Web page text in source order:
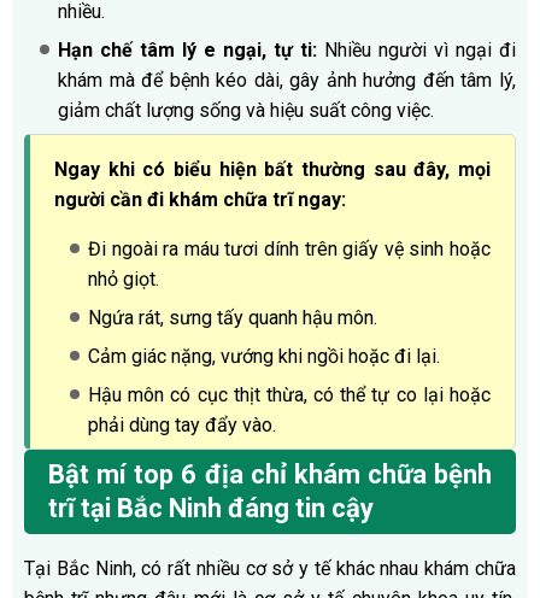
nhiều.
Hạn chế tâm lý e ngại, tự ti: Nhiều người vì ngại đi
khám mà để bệnh kéo dài, gây ảnh hưởng đến tâm lý,
giảm chất lượng sống và hiệu suất công việc.
Ngay khi có biểu hiện bất thường sau đây, mọi
người cần đi khám chữa trĩ ngay:
Đi ngoài ra máu tươi dính trên giấy vệ sinh hoặc
nhỏ giọt.
Ngứa rát, sưng tấy quanh hậu môn.
Cảm giác nặng, vướng khi ngồi hoặc đi lại.
Hậu môn có cục thịt thừa, có thể tự co lại hoặc
phải dùng tay đẩy vào.
Bật mí top 6 địa chỉ khám chữa bệnh
trĩ tại Bắc Ninh đáng tin cậy
Tại Bắc Ninh, có rất nhiều cơ sở y tế khác nhau khám chữa